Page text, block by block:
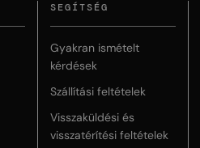
SEGÍTSÉG
Gyakran ismételt
kérdések
Szállítási feltételek
Visszaküldési és
visszatérítési feltételek